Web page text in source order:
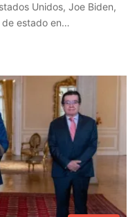
Unidos, Joe Biden,
de estado en…